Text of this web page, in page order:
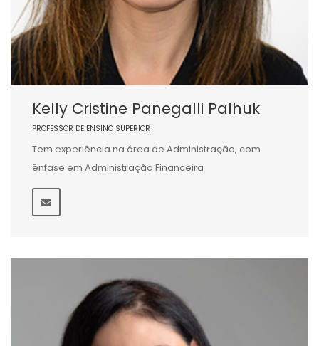
Kelly Cristine Panegalli Palhuk
PROFESSOR DE ENSINO SUPERIOR
Tem experiência na área de Administração, com
ênfase em Administração Financeira